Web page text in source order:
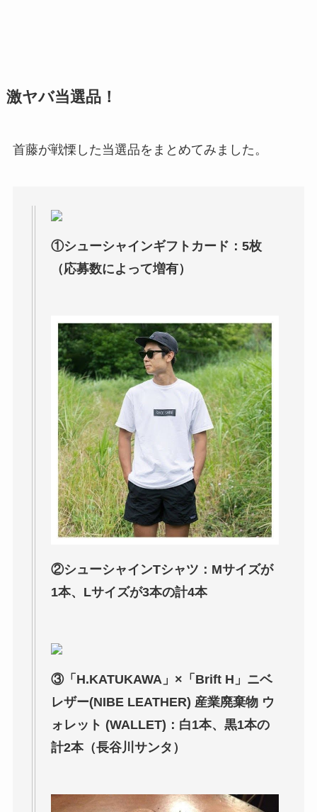
激ヤバ当選品！
首藤が戦慄した当選品をまとめてみました。
①シューシャインギフトカード：5枚
（応募数によって増有）
②シューシャインTシャツ：Mサイズが
1本、Lサイズが3本の計4本
③「H.KATUKAWA」×「Brift H」ニベ
レザー(NIBE LEATHER) 産業廃棄物 ウ
ォレット (WALLET)：白1本、黒1本の
計2本（長谷川サンタ）